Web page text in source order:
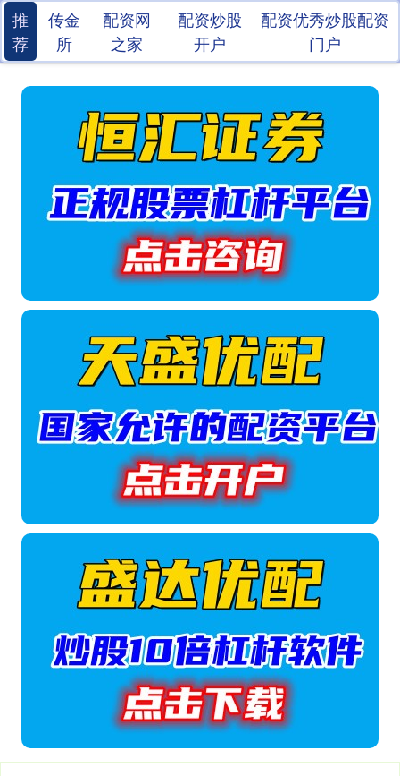
推
荐
传金
所
配资网
之家
配资炒股
开户
配资优秀炒股配资
门户